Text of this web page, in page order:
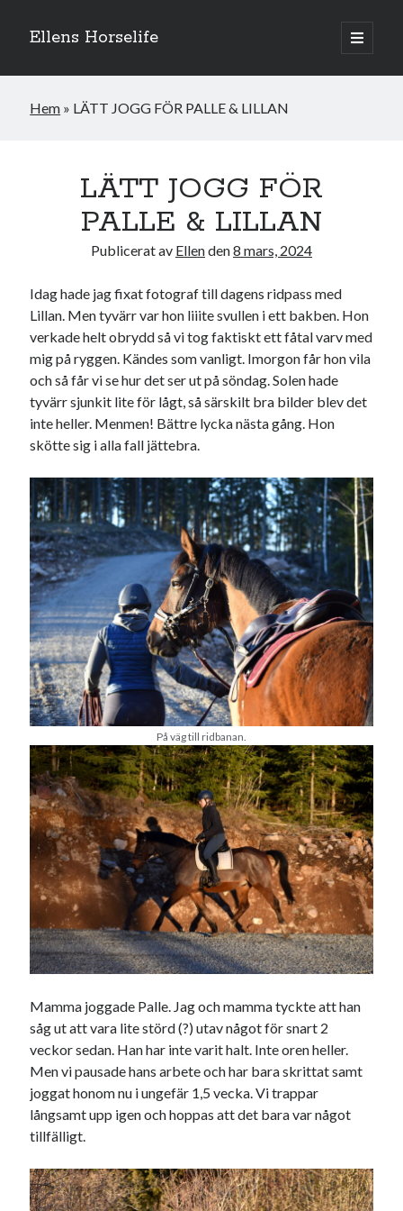
Ellens Horselife
öppna
primär
Sidopanel
Hej och välkomna till min blogg! Jag heter Ellen och är född 1996. På
denna bloggen kan ni följa min resa med hästarna, från ponnytävlingar i
dressyr & hoppning till MSV hopp & dressyr på stor häst.
Senaste inläggen
VI TRÄNAR VIDARE!
MYCKET FLUGOR
IDA; dagens hoppning!
HINDERBANA
130 BAND
Kategorier
Allmänt(997)
Extrahästar(58)
Hållidej(276)
Heart of Hope (39)
Heart Paal(216)
Idun(140)
Källhults Spotless(163)
Min Träning(220)
Ninlil
(34)
Personligt/Åsikter(161)
Resor(111)
Träningar(63)
Utrustning(47)
Senaste kommentarerna
Ellenom
VINST!!!
EllenomJOSEF
EllenomSPAM
Hem » LÄTT JOGG FÖR PALLE & LILLAN
LÄTT JOGG FÖR
PALLE & LILLAN
Publicerat av Ellenden8 mars, 2024
Idag hade jag fixat fotograf till dagens ridpass med
Lillan. Men tyvärr var hon liiite svullen i ett bakben. Hon
verkade helt obrydd så vi tog faktiskt ett fåtal varv med
mig på ryggen. Kändes som vanligt. Imorgon får hon vila
och så får vi se hur det ser ut på söndag. Solen hade
tyvärr sjunkit lite för lågt, så särskilt bra bilder blev det
inte heller. Menmen! Bättre lycka nästa gång. Hon
skötte sig i alla fall jättebra.
På väg till ridbanan.
Mamma joggade Palle. Jag och mamma tyckte att han
såg ut att vara lite störd (?) utav något för snart 2
veckor sedan. Han har inte varit halt. Inte oren heller.
Men vi pausade hans arbete och har bara skrittat samt
joggat honom nu i ungefär 1,5 vecka. Vi trappar
långsamt upp igen och hoppas att det bara var något
tillfälligt.